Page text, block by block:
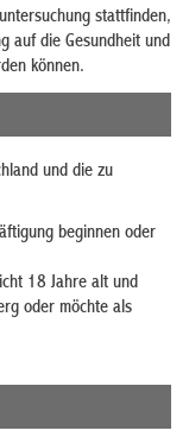
stattfinden,
auf die Gesundheit und
können.
und die zu
beginnen oder
18 Jahre alt und
oder möchte als